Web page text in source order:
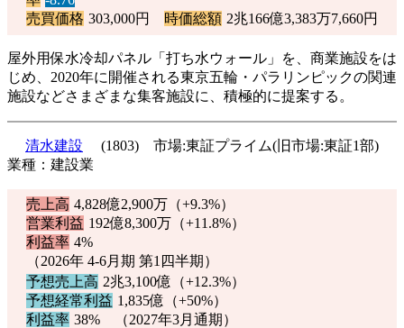
売買価格 303,000円 時価総額 2兆166億3,383万7,660円
屋外用保水冷却パネル「打ち水ウォール」を、商業施設をは
じめ、2020年に開催される東京五輪・パラリンピックの関連
施設などさまざまな集客施設に、積極的に提案する。
清水建設
(1803) 市場:東証プライム(旧市場:東証1部)
業種：建設業
売上高 4,828億2,900万（+9.3%）
営業利益 192億8,300万（+11.8%）
利益率 4%
（2026年 4-6月期 第1四半期）
予想売上高 2兆3,100億（+12.3%）
予想経常利益 1,835億（+50%）
利益率 38% （2027年3月通期）